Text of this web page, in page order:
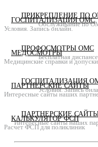
ПРИКРЕПЛЕНИЕ ПО
Обслуживание по
ПРОФОСМОТРЫ ОМС
Бесплатная
ГОСПИТАЛИЗАЦИЯ
Условия. Запись
ПАРТНЕРСКИЕ
Интересные сайты наших
ГОСПИТАЛИЗАЦИЯ ОМС
Условия. Запись онлайн.
МЕДОСМОТРЫ
Медицинские справки и допуски
ПАРТНЕРСКИЕ САЙТЫ
Интересные сайты наших
КАЛЬКУЛЯТОР ФСП
Расчет ФСП для поликлиник